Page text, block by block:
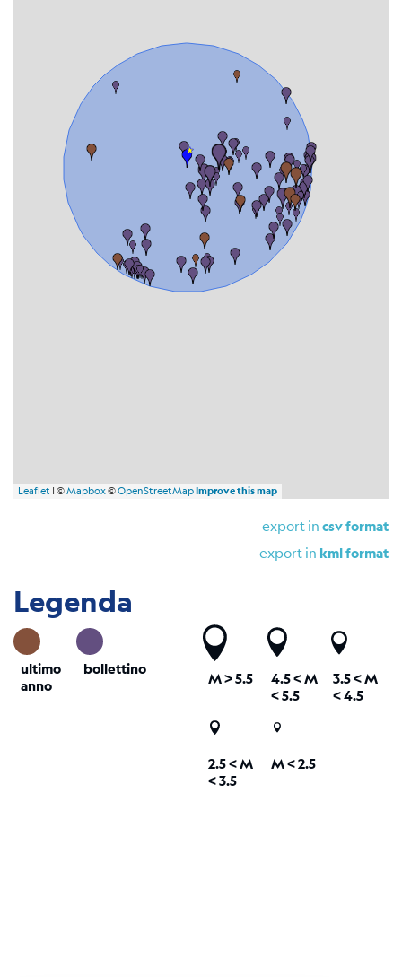
Leaflet | ©Mapbox©OpenStreetMapImprove this map
export in csv format
export in kml format
Legenda
ultimo
anno
bollettino
M> 5.5 4.5 <M
< 5.5
3.5 <M
< 4.5
2.5 <M
< 3.5
M < 2.5